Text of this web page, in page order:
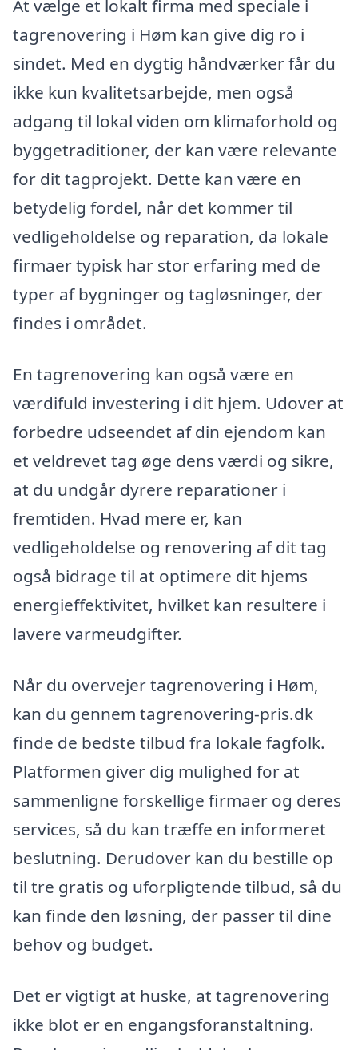
At vælge et lokalt firma med speciale i
tagrenovering i Høm kan give dig ro i
sindet. Med en dygtig håndværker får du
ikke kun kvalitetsarbejde, men også
adgang til lokal viden om klimaforhold og
byggetraditioner, der kan være relevante
for dit tagprojekt. Dette kan være en
betydelig fordel, når det kommer til
vedligeholdelse og reparation, da lokale
firmaer typisk har stor erfaring med de
typer af bygninger og tagløsninger, der
findes i området.
En tagrenovering kan også være en
værdifuld investering i dit hjem. Udover at
forbedre udseendet af din ejendom kan
et veldrevet tag øge dens værdi og sikre,
at du undgår dyrere reparationer i
fremtiden. Hvad mere er, kan
vedligeholdelse og renovering af dit tag
også bidrage til at optimere dit hjems
energieffektivitet, hvilket kan resultere i
lavere varmeudgifter.
Når du overvejer tagrenovering i Høm,
kan du gennem tagrenovering-pris.dk
finde de bedste tilbud fra lokale fagfolk.
Platformen giver dig mulighed for at
sammenligne forskellige firmaer og deres
services, så du kan træffe en informeret
beslutning. Derudover kan du bestille op
til tre gratis og uforpligtende tilbud, så du
kan finde den løsning, der passer til dine
behov og budget.
Det er vigtigt at huske, at tagrenovering
ikke blot er en engangsforanstaltning.